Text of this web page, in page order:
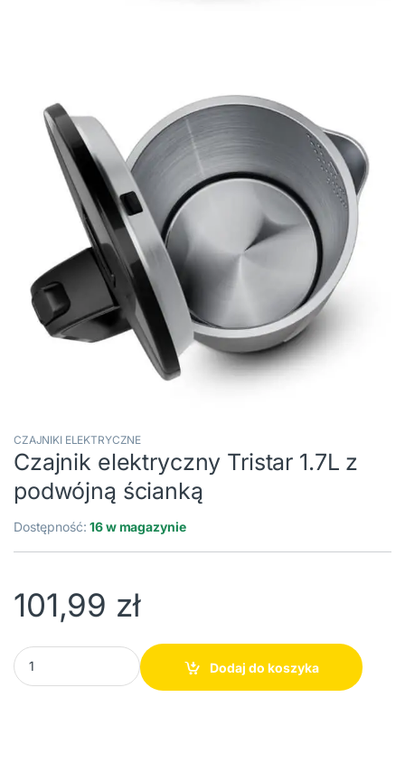
CZAJNIKI ELEKTRYCZNE
Czajnik elektryczny Tristar 1.7L z
podwójną ścianką
Dostępność:16 w magazynie
101,99 zł
Czajnik elektryczny Tristar 1.7L z podwójną ścianką ilości
Dodaj do koszyka